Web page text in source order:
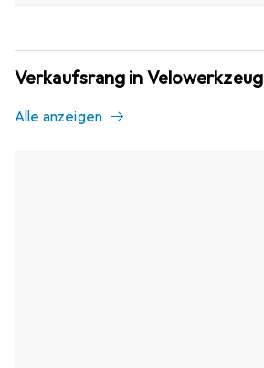
Verkaufsrang in Velowerkzeug
Alle anzeigen